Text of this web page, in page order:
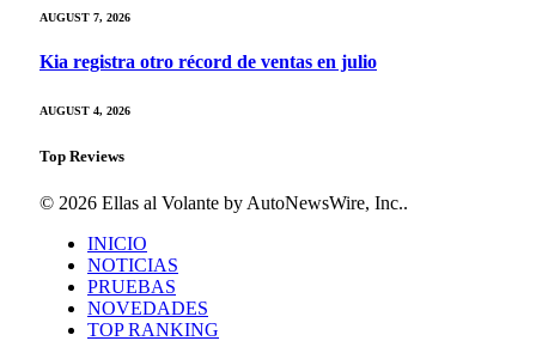
AUGUST 7, 2026
Kia registra otro récord de ventas en julio
AUGUST 4, 2026
Top Reviews
© 2026 Ellas al Volante by AutoNewsWire, Inc..
INICIO
NOTICIAS
PRUEBAS
NOVEDADES
TOP RANKING